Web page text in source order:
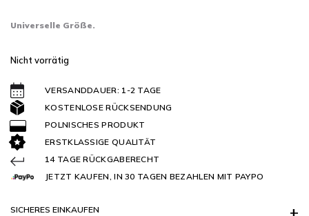
Universelle Größe.
Nicht vorrätig
VERSANDDAUER: 1-2 TAGE
KOSTENLOSE RÜCKSENDUNG
POLNISCHES PRODUKT
ERSTKLASSIGE QUALITÄT
14 TAGE RÜCKGABERECHT
JETZT KAUFEN, IN 30 TAGEN BEZAHLEN MIT PAYPO
SICHERES EINKAUFEN